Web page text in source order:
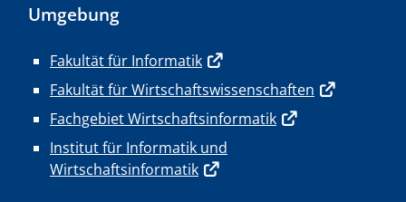
Umgebung
Fakultät für Informatik
Fakultät für Wirtschaftswissenschaften
Fachgebiet Wirtschaftsinformatik
Institut für Informatik und
Wirtschaftsinformatik